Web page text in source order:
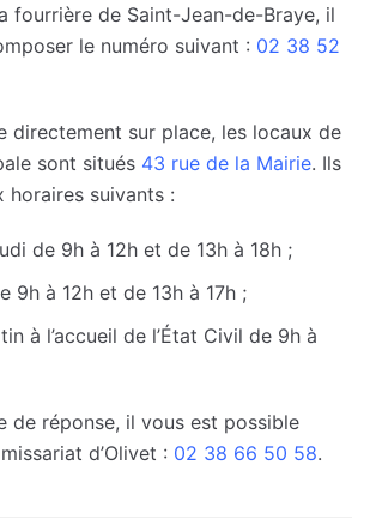
fourrière de Saint-Jean-de-Braye, il
le numéro suivant : 02 38 52
directement sur place, les locaux de
sont situés 43 rue de la Mairie. Ils
horaires suivants :
de 9h à 12h et de 13h à 18h ;
9h à 12h et de 13h à 17h ;
à l’accueil de l’État Civil de 9h à
de réponse, il vous est possible
d’Olivet : 02 38 66 50 58.